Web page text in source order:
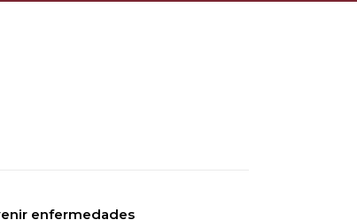
enfermedades